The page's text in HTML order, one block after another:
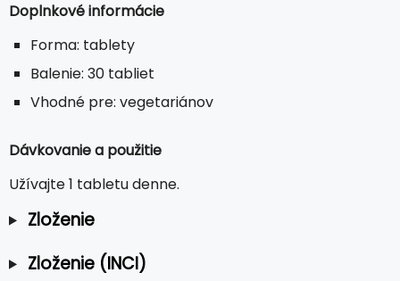
Doplnkové informácie
Forma: tablety
Balenie: 30 tabliet
Vhodné pre: vegetariánov
Dávkovanie a použitie
Užívajte 1 tabletu denne.
Zloženie
Zloženie (INCI)